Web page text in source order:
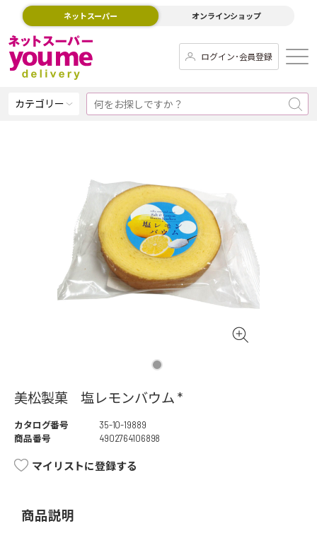
ネットスーパー オンラインショップ
ログイン･会員登録
カテゴリー
美松製菓 塩レモンバウム *
カタログ番号
35-10-19889
商品番号
4902764106898
マイリストに登録する
商品説明